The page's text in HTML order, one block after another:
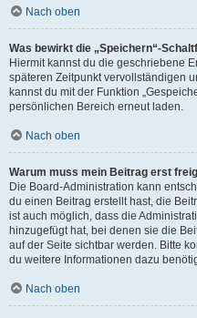
Nach oben
Was bewirkt die „Speichern“-
Hiermit kannst du die geschriebene
späteren Zeitpunkt vervollständigen
kannst du mit der Funktion
persönlichen Bereich erneut laden.
Nach oben
Warum muss mein Beitrag erst
Die Board-Administration kann
du einen Beitrag erstellt hast, die
ist auch möglich, dass die
hinzugefügt hat, bei denen sie die
auf der Seite sichtbar werden. Bitte
du weitere Informationen dazu
Nach oben